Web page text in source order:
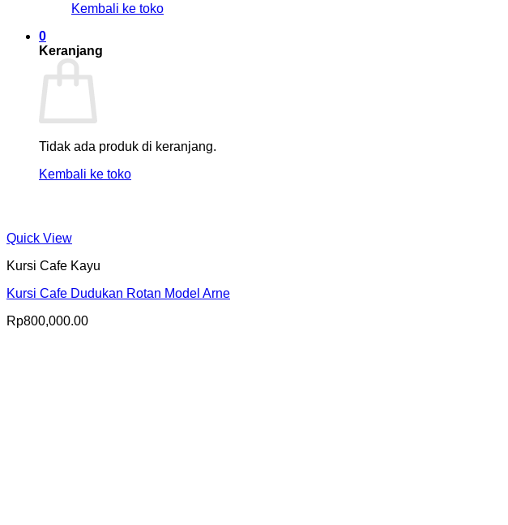
Kembali ke toko
0
Keranjang
Tidak ada produk di keranjang.
Kembali ke toko
Quick View
Kursi Cafe Kayu
Kursi Cafe Dudukan Rotan Model Arne
Rp800,000.00